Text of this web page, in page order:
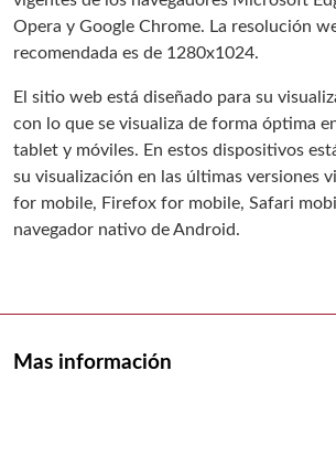
Opera y Google Chrome. La resolución
recomendada es de 1280x1024.
El sitio web está diseñado para su
con lo que se visualiza de forma óptima
tablet y móviles. En estos dispositivos
su visualización en las últimas versiones
for mobile, Firefox for mobile, Safari
navegador nativo de Android.
Mas información